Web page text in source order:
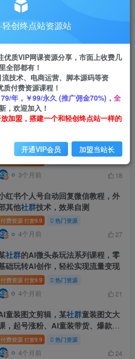
文章
耕三年的单身社群 玩法，单人日入
，小白可直接照搬！【揭秘】
付费阅读 打赏9.9 中创网 会员免费 # 揭秘
16小时前 58
新课程，当下最火玩法，从0到1带你
落地变现
3个月前 18
红书个人号自动回复微信教程，外
其他社群技术，效果自测
付费资源 打赏9.9 热门资源
4个月前 27
社群的AI微头条玩法系列课程，零
础玩转AI创作，轻松实现流量变现
付费资源 打赏9.9 热门资源
4个月前 21
童装图文剪辑，某社群童装图文大
，起号涨粉、AI童装带货、爆款选
，无需出镜和拍摄
付费资源 打赏9.9 热门资源
4个月前 24
轻创终点站资源站
优质VIP网课资源分享，市面上收费几
全部都有！
技术、电商运营、脚本源码等资
付费资源课程！
79/年，￥99/永久 (推广佣金70%)， 全
，欢迎加入！
加盟，搭建一个和轻创终点站一样的
开通VIP会员 加盟当站长